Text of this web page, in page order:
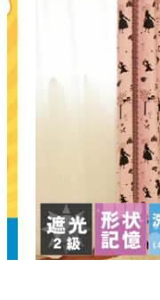
冷感ラグ
ソファ